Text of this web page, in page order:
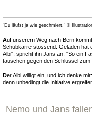
"Du läufst ja wie geschmiert." ©
Auf unserem Weg nach Bern
Schubkarre stossend. Geladen hat
Albi", spricht ihn Jans an. "So ein
tauschen gegen den Schlüssel zum
Der Albi willigt ein, und ich denke
denn unbedingt die Initiative
Nemo und Jans